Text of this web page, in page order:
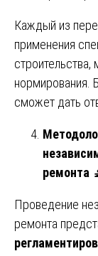
Каждый из
применения
нормирования.
сможет дать
ремонта
Проведение
ремонта